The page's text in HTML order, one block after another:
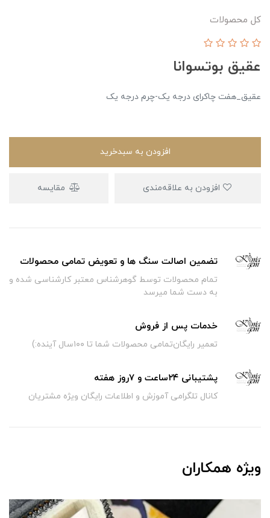
کل محصولات
عقیق بوتسوانا
عقیق_هفت چاکرای درجه یک-چرم درجه یک
افزودن به سبدخرید
مقایسه
تضمین اصالت سنگ ها و تعویض تمامی محصولات
تمام محصولات توسط گوهرشناس معتبر کارشناسی شده و
به دست شما میرسد
خدمات پس از فروش
تعمیر رایگان‌تمامی محصولات شما تا ۱۰۰سال آینده:)
پشتیبانی ۲۴ساعت و ۷روز هفته
کانال تلگرامی آموزش و اطلاعات رایگان ویژه مشتریان
ویژه همکاران